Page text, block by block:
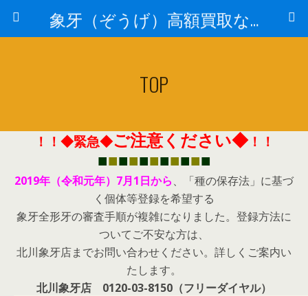
象牙（ぞうげ）高額買取なら 北川象牙店
TOP
！！◆緊急◆ご注意ください◆！！
■■■■■■■■■■■
2019年（令和元年）7月1日から、「種の保存法」に基づ
く個体等登録を希望する
象牙全形牙の審査手順が複雑になりました。登録方法に
ついてご不安な方は、
北川象牙店までお問い合わせください。詳しくご案内い
たします。
北川象牙店 0120-03-8150（フリーダイヤル）